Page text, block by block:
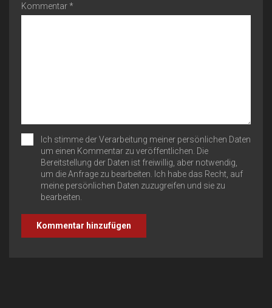
Kommentar *
Ich stimme der Verarbeitung meiner persönlichen Daten
um einen Kommentar zu veröffentlichen. Die
Bereitstellung der Daten ist freiwillig, aber notwendig,
um die Anfrage zu bearbeiten. Ich habe das Recht, auf
meine persönlichen Daten zuzugreifen und sie zu
bearbeiten.